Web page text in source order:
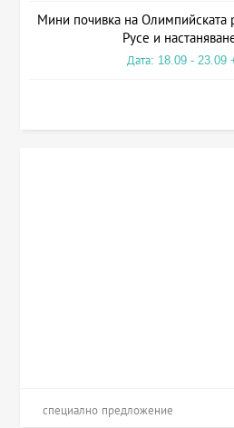
Мини почивка на Олимпийската
Русе и
Дата: 18.09 - 23.09
специално предложение